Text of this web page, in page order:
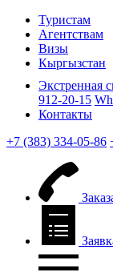
Туристам
Агентствам
Визы
Кыргызстан
Экстренная
912-20-15
Контакты
+7 (383) 334-05-86